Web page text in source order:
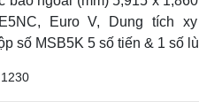
Euro V, Dung tích
số MSB5K 5 số tiến & 1 số
1230